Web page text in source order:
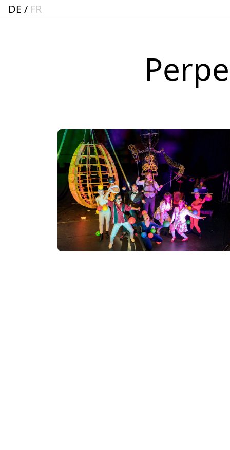
DE FR